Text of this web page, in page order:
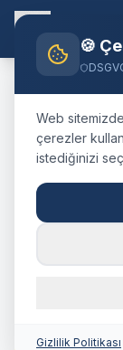
Home Blog
🇩🇪 Deutschland·
Taxi
München
66 km · ca.
🍪
Web
çerezler
istediğinizi
Gizlilik Politikası